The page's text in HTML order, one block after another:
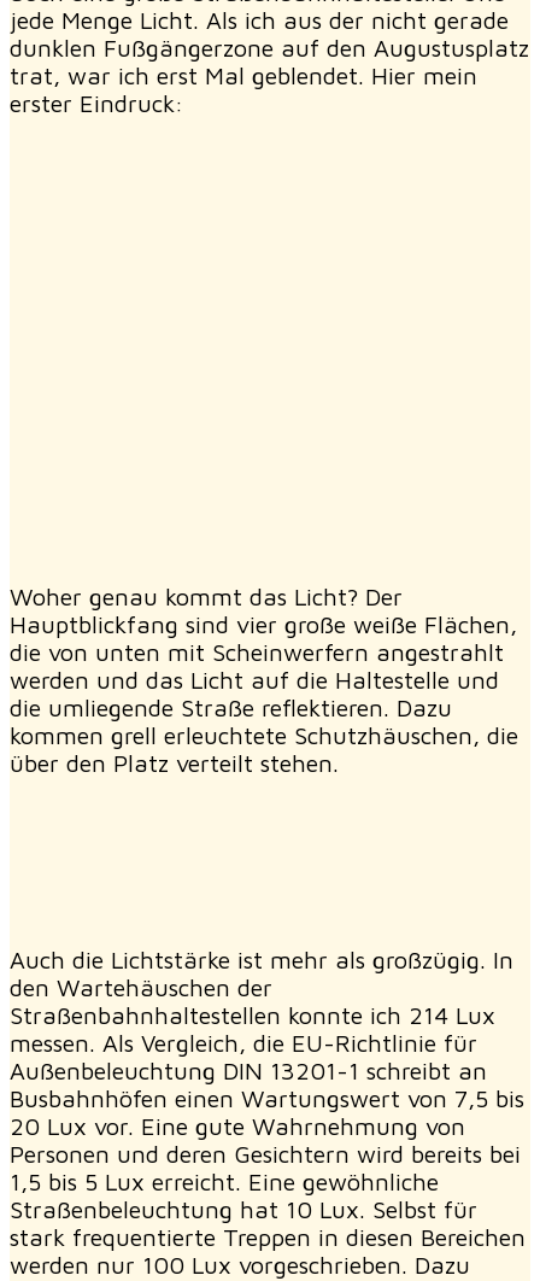
jede Menge Licht. Als ich aus der nicht gerade
dunklen Fußgängerzone auf den Augustusplatz
trat, war ich erst Mal geblendet. Hier mein
erster Eindruck:
Woher genau kommt das Licht? Der
Hauptblickfang sind vier große weiße Flächen,
die von unten mit Scheinwerfern angestrahlt
werden und das Licht auf die Haltestelle und
die umliegende Straße reflektieren. Dazu
kommen grell erleuchtete Schutzhäuschen, die
über den Platz verteilt stehen.
Auch die Lichtstärke ist mehr als großzügig. In
den Wartehäuschen der
Straßenbahnhaltestellen konnte ich 214 Lux
messen. Als Vergleich, die EU-Richtlinie für
Außenbeleuchtung DIN 13201-1 schreibt an
Busbahnhöfen einen Wartungswert von 7,5 bis
20 Lux vor. Eine gute Wahrnehmung von
Personen und deren Gesichtern wird bereits bei
1,5 bis 5 Lux erreicht. Eine gewöhnliche
Straßenbeleuchtung hat 10 Lux. Selbst für
stark frequentierte Treppen in diesen Bereichen
werden nur 100 Lux vorgeschrieben. Dazu